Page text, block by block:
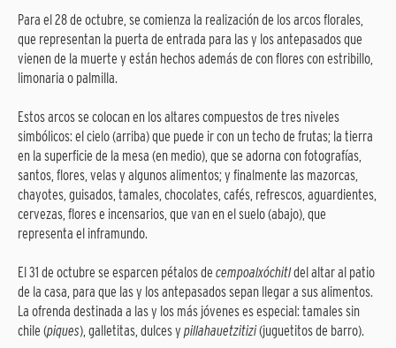
Para el 28 de octubre, se comienza la realización de los arcos florales,
que representan la puerta de entrada para las y los antepasados que
vienen de la muerte y están hechos además de con flores con estribillo,
limonaria o palmilla.
Estos arcos se colocan en los altares compuestos de tres niveles
simbólicos: el cielo (arriba) que puede ir con un techo de frutas; la tierra
en la superficie de la mesa (en medio), que se adorna con fotografías,
santos, flores, velas y algunos alimentos; y finalmente las mazorcas,
chayotes, guisados, tamales, chocolates, cafés, refrescos, aguardientes,
cervezas, flores e incensarios, que van en el suelo (abajo), que
representa el inframundo.
El 31 de octubre se esparcen pétalos de cempoalxóchitldel altar al patio
de la casa, para que las y los antepasados sepan llegar a sus alimentos.
La ofrenda destinada a las y los más jóvenes es especial: tamales sin
chile (piques), galletitas, dulces y pillahauetzitizi(juguetitos de barro).